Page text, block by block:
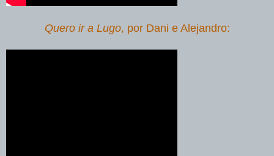
Quero ir a Lugo, por Dani e Alejandro: